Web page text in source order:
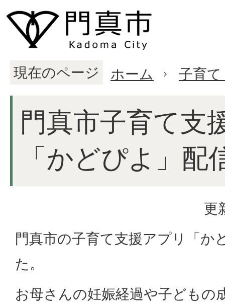
現在のページ ホーム 子育て
門真市子育て支
「かどぴよ」配
更
門真市の子育て支援アプリ「か
た。
お母さんの妊娠経過や子どもの